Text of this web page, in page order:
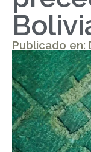
Publicado en: